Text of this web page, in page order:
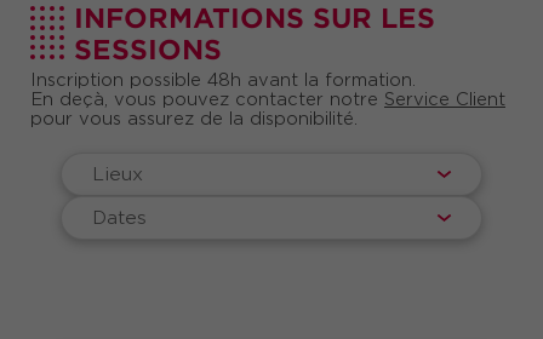
INFORMATIONS SUR LES
SESSIONS
Inscription possible 48h avant la formation.
En deçà, vous pouvez contacter notre Service Client
pour vous assurez de la disponibilité.
Lieux
Dates